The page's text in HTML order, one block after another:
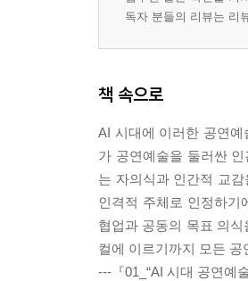
독자 분들의 리뷰는 리
책 속으로
AI 시대에 이러한 공연예
가 공연예술을 둘러싼
는 자의식과 인간적 교
인격적 주체로 인정하기
협업과 공동의 목표 의
컬에 이르기까지 모든
---『01_“AI 시대 공연예